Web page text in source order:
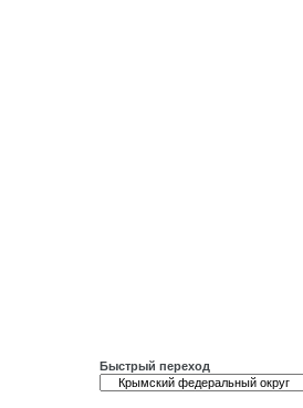
Быстрый переход